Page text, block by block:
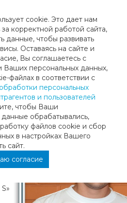
cookie. Это дает нам
корректной работой сайта,
данные, чтобы развивать
Оставаясь на сайте и
Вы соглашаетесь с
Ваших персональных данных,
файлах в соответствии с
персональных
и пользователей
чтобы Ваши
обрабатывались,
файлов cookie и сбор
в настройках Вашего
сайт.
согласие
S»